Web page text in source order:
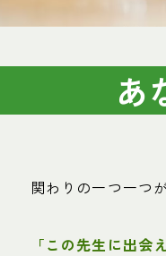
あ
関わりの一つ一つが
「この先生に出会